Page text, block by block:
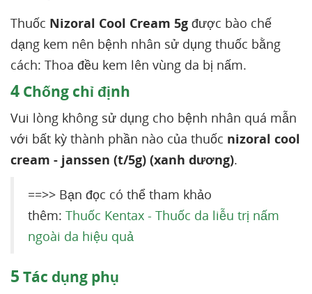
Thuốc Nizoral Cool Cream 5g được bào chế
dạng kem nên bệnh nhân sử dụng thuốc bằng
cách: Thoa đều kem lên vùng da bị nấm.
4 Chống chỉ định
Vui lòng không sử dụng cho bệnh nhân quá mẫn
với bất kỳ thành phần nào của thuốc nizoral cool
cream - janssen (t/5g) (xanh dương).
==>> Bạn đọc có thể tham khảo
thêm: Thuốc Kentax - Thuốc da liễu trị nấm
ngoài da hiệu quả
5 Tác dụng phụ